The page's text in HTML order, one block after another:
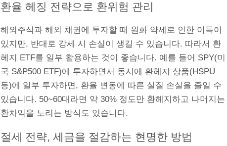
환율 헤징 전략으로 환위험 관리
해외주식과 해외 채권에 투자할 때 원화 약세로 인한 이득이
있지만, 반대로 강세 시 손실이 생길 수 있습니다. 따라서 환
헤지 ETF를 일부 활용하는 것이 좋습니다. 예를 들어 SPY(미
국 S&P500 ETF)에 투자하면서 동시에 환헤지 상품(HSPU
등)에 일부 투자하면, 환율 변동에 따른 실질 손실을 줄일 수
있습니다. 50~60대라면 약 30% 정도만 환헤지하고 나머지는
환차익을 노리는 방식도 있습니다.
절세 전략, 세금을 절감하는 현명한 방법